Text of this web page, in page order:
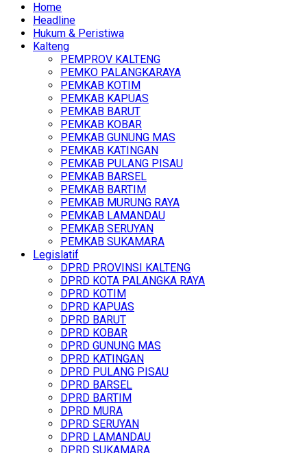
Home
Headline
Hukum & Peristiwa
Kalteng
PEMPROV KALTENG
PEMKO PALANGKARAYA
PEMKAB KOTIM
PEMKAB KAPUAS
PEMKAB BARUT
PEMKAB KOBAR
PEMKAB GUNUNG MAS
PEMKAB KATINGAN
PEMKAB PULANG PISAU
PEMKAB BARSEL
PEMKAB BARTIM
PEMKAB MURUNG RAYA
PEMKAB LAMANDAU
PEMKAB SERUYAN
PEMKAB SUKAMARA
Legislatif
DPRD PROVINSI KALTENG
DPRD KOTA PALANGKA RAYA
DPRD KOTIM
DPRD KAPUAS
DPRD BARUT
DPRD KOBAR
DPRD GUNUNG MAS
DPRD KATINGAN
DPRD PULANG PISAU
DPRD BARSEL
DPRD BARTIM
DPRD MURA
DPRD SERUYAN
DPRD LAMANDAU
DPRD SUKAMARA